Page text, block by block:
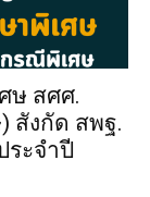
ษ สศศ.
สังกัด สพฐ.
ะจำปี